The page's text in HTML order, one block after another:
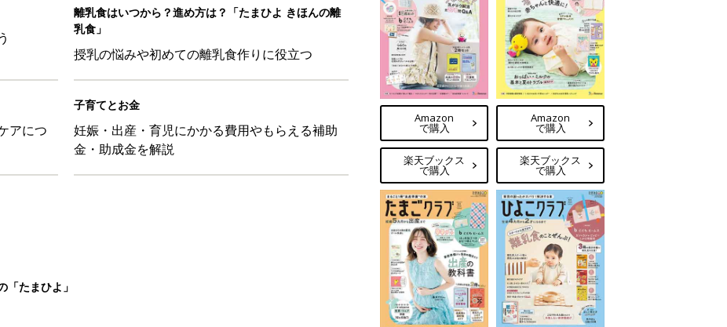
る本『ひよこクラブ 秋号』 4カ月～2才になるまで、育児に役立
日のお誕生日占い【鏡リュウジ監修】
Amazon
で購入
楽天ブックス
で購入
Amazon
で購入
楽天ブックス
で購入